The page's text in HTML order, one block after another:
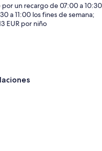
un recargo de 07:00 a 10:30
a 11:00 los fines de semana;
EUR por niño